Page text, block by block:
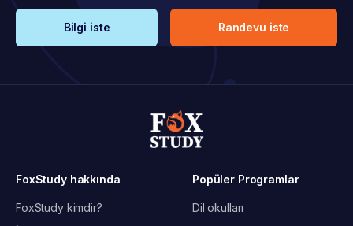
Bilgi iste Randevu iste
FoxStudy hakkında
FoxStudy kimdir?
Popüler Programlar
Dil okulları